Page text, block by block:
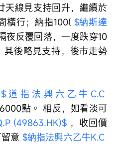
天線見支持回升，繼續於
橫行；納指100( $納斯達
夜反覆回落，一度跌穿10
其後略見支持，後市走勢
$道指法興六乙牛C.C
點。 相反，如看淡可
(49863.HK)$ ，收回價
意 $納指法興六乙牛K.C